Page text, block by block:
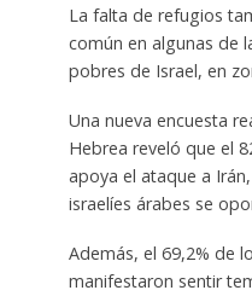
La falta de refugios
común en algunas de
pobres de Israel, en
Una nueva encuesta
Hebrea reveló que el
apoya el ataque a
israelíes árabes se
Además, el 69,2% de
manifestaron sentir